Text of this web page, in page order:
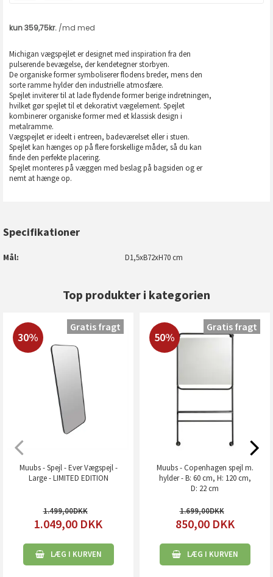
Michigan vægspejlet er designet med inspiration fra den
pulserende bevægelse, der kendetegner storbyen.
De organiske former symboliserer flodens breder, mens den
sorte ramme hylder den industrielle atmosfære.
Spejlet inviterer til at lade flydende former berige indretningen,
hvilket gør spejlet til et dekorativt vægelement. Spejlet
kombinerer organiske former med et klassisk design i
metalramme.
Vægspejlet er ideelt i entreen, badeværelset eller i stuen.
Spejlet kan hænges op på flere forskellige måder, så du kan
finde den perfekte placering.
Spejlet monteres på væggen med beslag på bagsiden og er
nemt at hænge op.
Specifikationer
Mål D1,5xB72xH70 cm
Top produkter i kategorien
30%
Muubs - Spejl - Ever Vægspejl -
Large - LIMITED EDITION
1.499,00
1.049,00 DKK
LÆG I KURVEN
Gratis fragt
50%
Muubs - Copenhagen spejl m.
hylder - B: 60 cm, H: 120 cm,
D: 22 cm
1.699,00
850,00 DKK
LÆG I KURVEN
Gratis fragt